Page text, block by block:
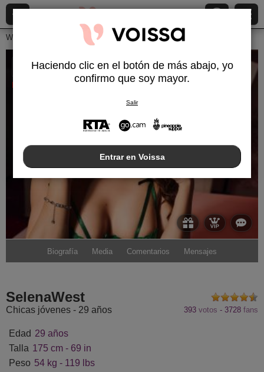
Webcams en vivo Chicas jóvenes Selenawest
SelenaWest
Desconectado
Biografía Media Comentarios Mensajes
393 votos - 3728 fans
SelenaWest
Chicas jóvenes - 29 años
Edad 29 años
Talla 175 cm - 69 in
Peso 54 kg - 119 lbs
Haciendo clic en el botón de más abajo, yo
confirmo que soy mayor.
Salir
Entrar en Voissa